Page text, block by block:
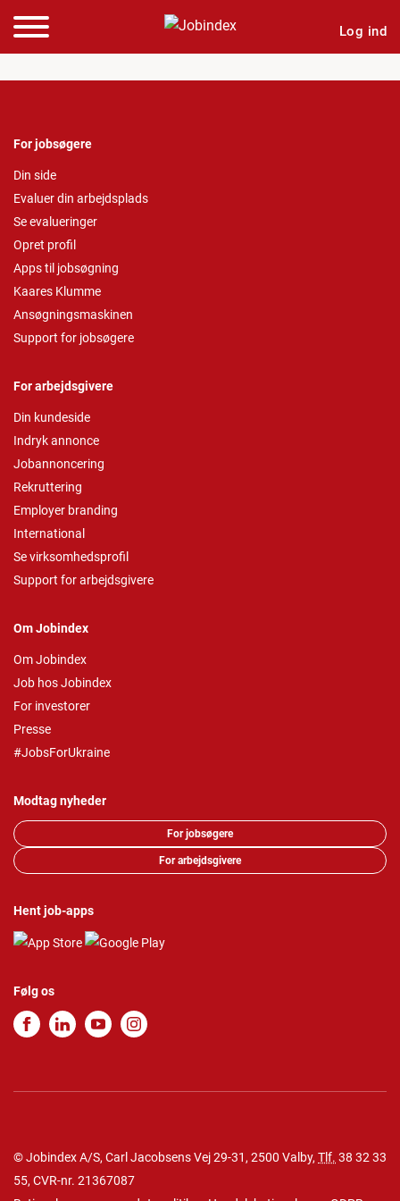
Log ind
For jobsøgere
Din side
Evaluer din arbejdsplads
Se evalueringer
Opret profil
Apps til jobsøgning
Kaares Klumme
Ansøgningsmaskinen
Support for jobsøgere
For arbejdsgivere
Din kundeside
Indryk annonce
Jobannoncering
Rekruttering
Employer branding
International
Se virksomhedsprofil
Support for arbejdsgivere
Om Jobindex
Om Jobindex
Job hos Jobindex
For investorer
Presse
#JobsForUkraine
Modtag nyheder
For jobsøgere
For arbejdsgivere
Hent job-apps
Følg os
© Jobindex A/S, Carl Jacobsens Vej 29-31, 2500 Valby, Tlf. 38 32 33
55, CVR-nr. 21367087